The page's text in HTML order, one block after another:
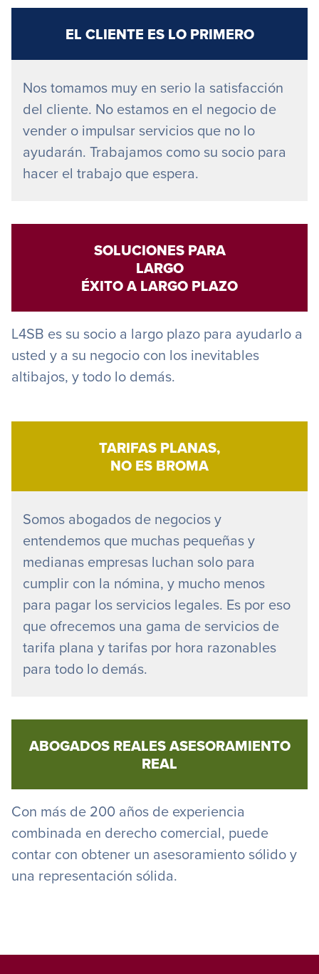
EL CLIENTE ES LO PRIMERO
Nos tomamos muy en serio la satisfacción
del cliente. No estamos en el negocio de
vender o impulsar servicios que no lo
ayudarán. Trabajamos como su socio para
hacer el trabajo que espera.
SOLUCIONES PARA
LARGO
ÉXITO A LARGO PLAZO
L4SB es su socio a largo plazo para ayudarlo a
usted y a su negocio con los inevitables
altibajos, y todo lo demás.
TARIFAS PLANAS,
NO ES BROMA
Somos abogados de negocios y
entendemos que muchas pequeñas y
medianas empresas luchan solo para
cumplir con la nómina, y mucho menos
para pagar los servicios legales. Es por eso
que ofrecemos una gama de servicios de
tarifa plana y tarifas por hora razonables
para todo lo demás.
ABOGADOS REALES ASESORAMIENTO
REAL
Con más de 200 años de experiencia
combinada en derecho comercial, puede
contar con obtener un asesoramiento sólido y
una representación sólida.